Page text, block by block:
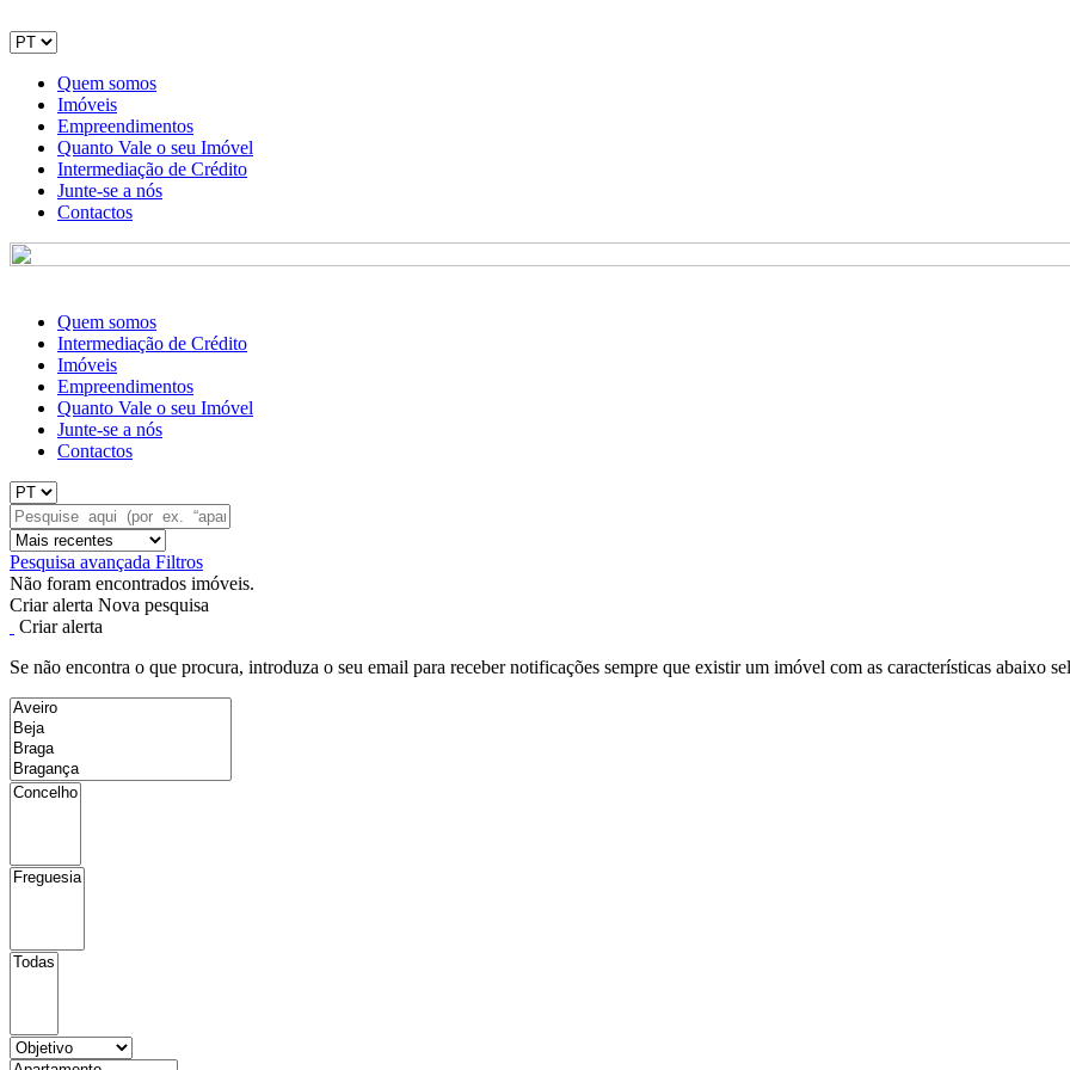
Quem somos
Imóveis
Empreendimentos
Quanto Vale o seu Imóvel
Intermediação de Crédito
Junte-se a nós
Contactos
Quem somos
Intermediação de Crédito
Imóveis
Empreendimentos
Quanto Vale o seu Imóvel
Junte-se a nós
Contactos
Pesquisa avançada Filtros
Não foram encontrados imóveis.
Criar alerta Nova pesquisa
Criar alerta
Se não encontra o que procura, introduza o seu email para receber notificações sempre que existir um imóvel com as características abaixo